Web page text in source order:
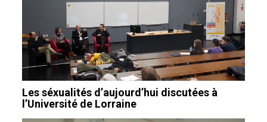
Les séxualités d’aujourd’hui discutées à
l’Université de Lorraine